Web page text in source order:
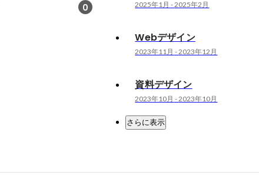
0 2025年1月 -2025年2月
Webデザイン
2023年11月 -2023年12月
資料デザイン
2023年10月 -2023年10月
さらに表示